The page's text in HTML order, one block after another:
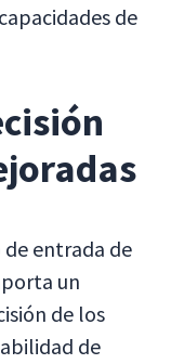
de
entrada de
un
de los
de